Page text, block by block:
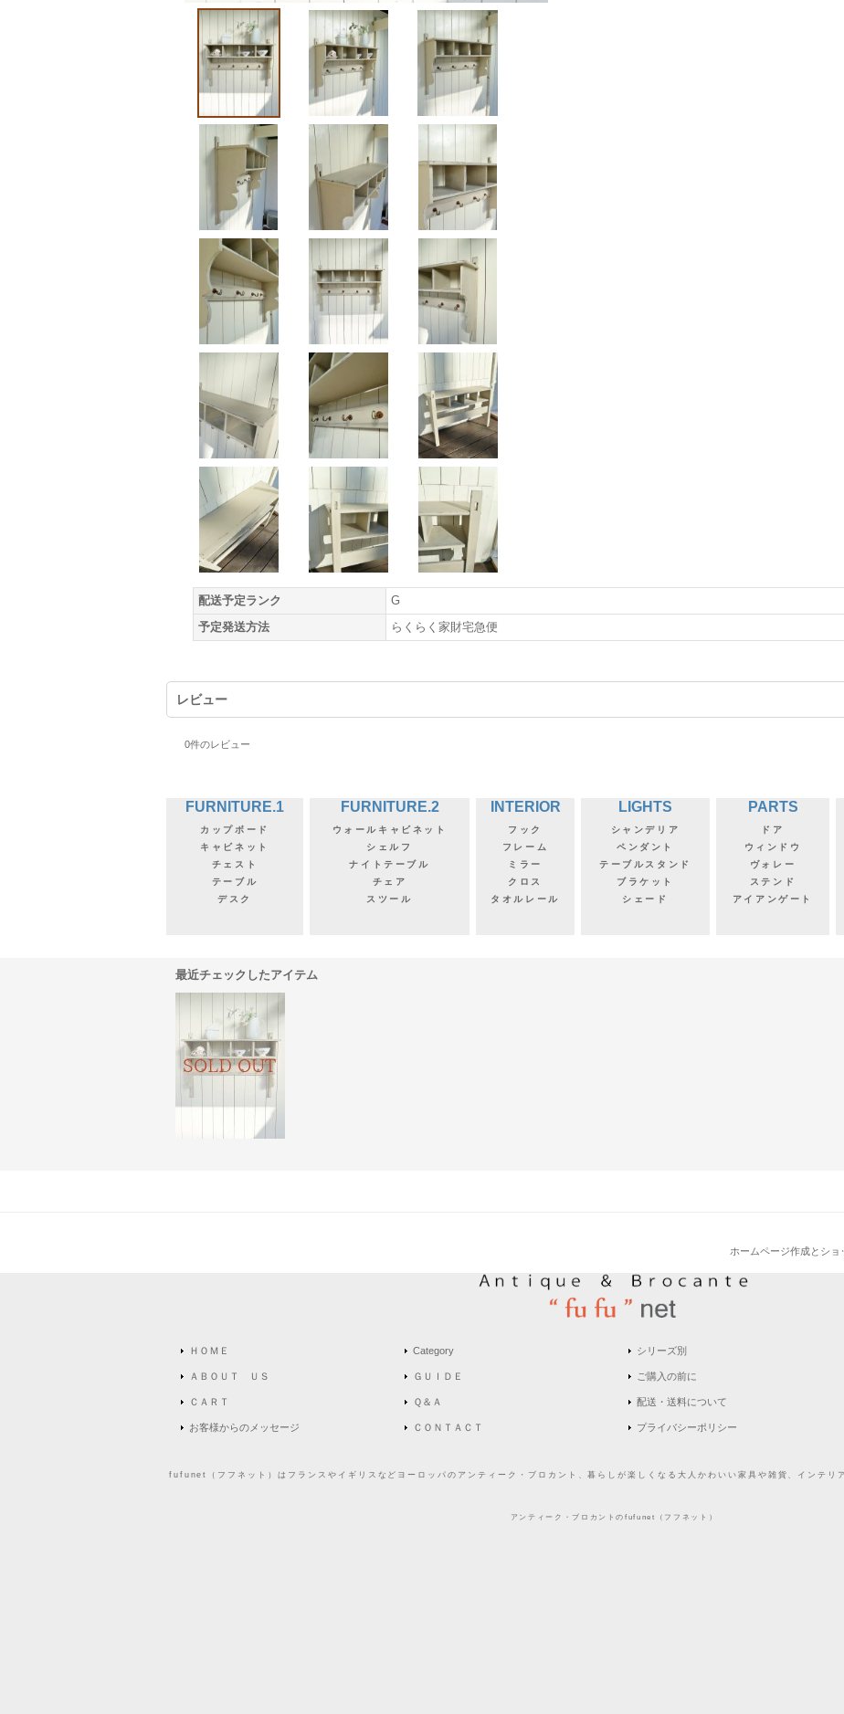
配送予定ランク
G
予定発送方法
らくらく家財宅急便
レビュー
0件のレビュー
FURNITURE.1
カップボード
キャビネット
チェスト
テーブル
デスク
FURNITURE.2
ウォールキャビネット
シェルフ
ナイトテーブル
チェア
スツール
INTERIOR
フック
フレーム
ミラー
クロス
タオルレール
LIGHTS
シャンデリア
ペンダント
テーブルスタンド
ブラケット
シェード
PARTS
ドア
ウィンドウ
ヴォレー
ステンド
アイアンゲート
最近チェックしたアイテム
ホームページ作成とシ
ＨＯＭＥ
ＡＢＯＵＴ ＵＳ
ＣＡＲＴ
お客様からのメッセージ
Category
ＧＵＩＤＥ
Ｑ＆Ａ
ＣＯＮＴＡＣＴ
シリーズ別
ご購入の前に
配送・送料について
プライバシーポリシー
fufunet（フフネット）はフランスやイギリスなどヨーロッパのアンティーク・ブロカント、暮らしが楽しくなる大人かわいい家具や雑貨、インテ
アンティーク・ブロカントのfufunet（フフネット）